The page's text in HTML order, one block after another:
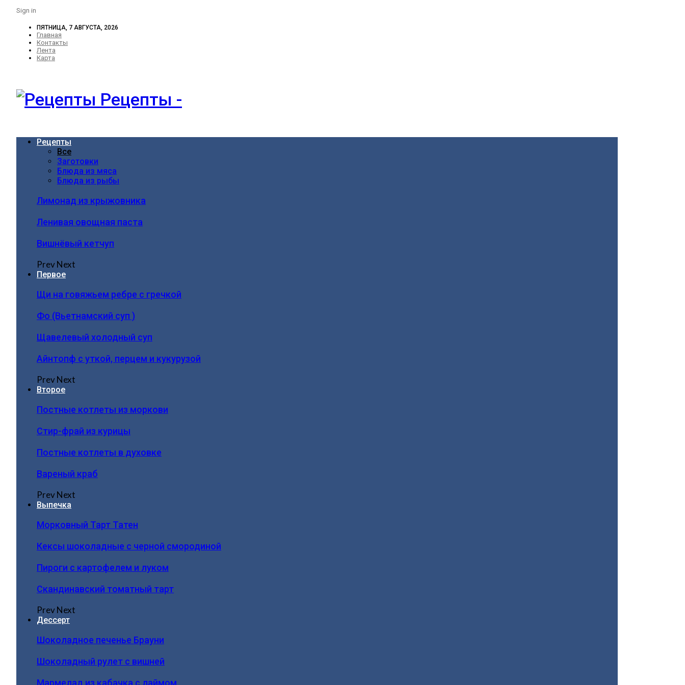
Sign in
ПЯТНИЦА, 7 АВГУСТА, 2026
Главная
Контакты
Лента
Карта
Рецепты -
Рецепты
Все
Заготовки
Блюда из мяса
Блюда из рыбы
Лимонад из крыжовника
Ленивая овощная паста
Вишнёвый кетчуп
PrevNext
Первое
Щи на говяжьем ребре с гречкой
Фо (Вьетнамский суп )
Щавелевый холодный суп
Айнтопф с уткой, перцем и кукурузой
PrevNext
Второе
Постные котлеты из моркови
Стир-фрай из курицы
Постные котлеты в духовке
Вареный краб
PrevNext
Выпечка
Морковный Тарт Татен
Кексы шоколадные с черной смородиной
Пироги c картофелем и луком
Скандинавский томатный тарт
PrevNext
Дессерт
Шоколадное печенье Брауни
Шоколадный рулет с вишней
Мармелад из кабачка с лаймом